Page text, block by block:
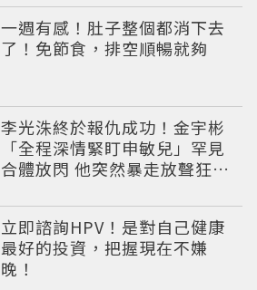
一週有感！肚子整個都消下去
了！免節食，排空順暢就夠
李光洙終於報仇成功！金宇彬
「全程深情緊盯申敏兒」罕見
合體放閃 他突然暴走放聲狂吼
立即諮詢HPV！是對自己健康
最好的投資，把握現在不嫌
晚！